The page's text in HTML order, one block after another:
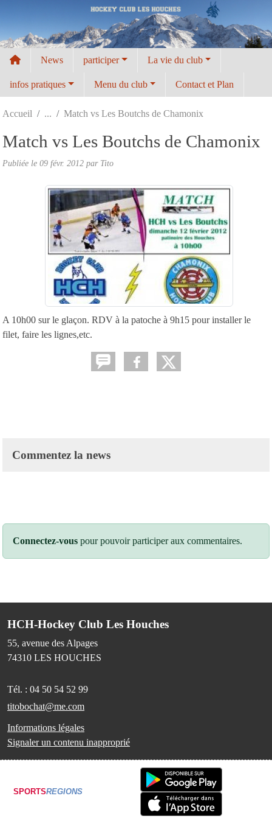
News participer La vie du club
infos pratiques Menu du club Contact et Plan
Accueil Match vs Les Boutchs de Chamonix
Match vs Les Boutchs de Chamonix
Publiée le 09 févr. 2012 par Tito
A 10h00 sur le glaçon. RDV à la patoche à 9h15 pour installer le
filet, faire les lignes,etc.
Commentez la news
Connectez-vous pour pouvoir participer aux commentaires.
HCH-Hockey Club Les Houches
55, avenue des Alpages
74310 LES HOUCHES
Tél. : 04 50 54 52 99
titobochat@me.com
Informations légales
Signaler un contenu inapproprié
SPORTSREGIONS
Panneau de gestion des cookies